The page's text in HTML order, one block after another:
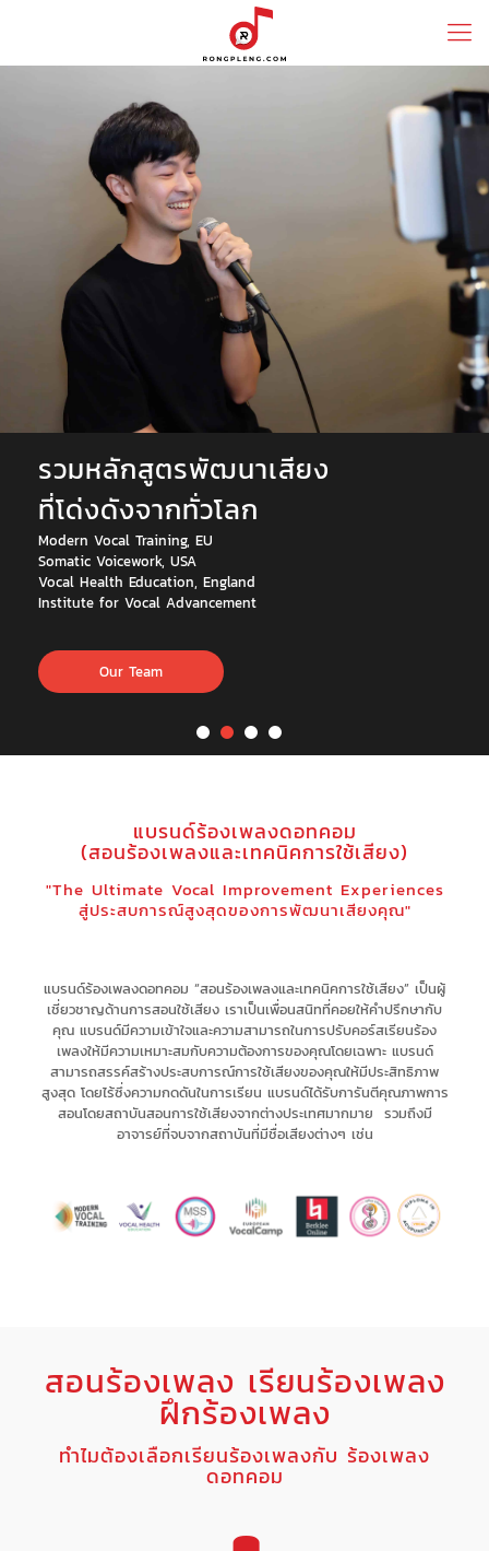
รวมหลักสูตรพัฒนาเสียง
ที่โด่งดังจากทั่วโลก
Modern Vocal Training, EU
Somatic Voicework, USA
Vocal Health Education, England
Institute for Vocal Advancement
Our Team
แบรนด์ร้องเพลงดอทคอม
(สอนร้องเพลงและเทคนิคการใช้เสียง)
"The Ultimate Vocal Improvement Experiences
สู่ประสบการณ์สูงสุดของการพัฒนาเสียงคุณ"
แบรนด์ร้องเพลงดอทคอม “สอนร้องเพลงและเทคนิคการใช้เสียง” เป็นผู้
เชี่ยวชาญด้านการสอนใช้เสียง เราเป็นเพื่อนสนิทที่คอยให้คำปรึกษากับ
คุณ แบรนด์มีความเข้าใจและความสามารถในการปรับคอร์สเรียนร้อง
เพลงให้มีความเหมาะสมกับความต้องการของคุณโดยเฉพาะ แบรนด์
สามารถสรรค์สร้างประสบการณ์การใช้เสียงของคุณให้มีประสิทธิภาพ
สูงสุด โดยไร้ซึ่งความกดดันในการเรียน แบรนด์ได้รับการันตีคุณภาพการ
สอนโดยสถาบันสอนการใช้เสียงจากต่างประเทศมากมาย รวมถึงมี
อาจารย์ที่จบจากสถาบันที่มีชื่อเสียงต่างๆ เช่น
สอนร้องเพลง เรียนร้องเพลง
ฝึกร้องเพลง
ทำไมต้องเลือกเรียนร้องเพลงกับ ร้องเพลง
ดอทคอม